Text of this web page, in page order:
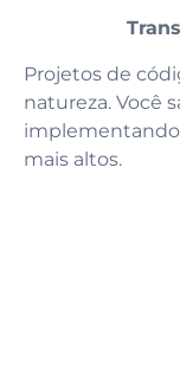
Projetos de
natureza. Você
mais altos.